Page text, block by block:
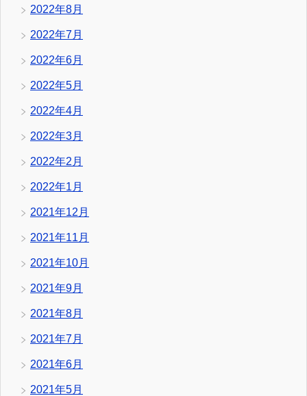
2022年8月
2022年7月
2022年6月
2022年5月
2022年4月
2022年3月
2022年2月
2022年1月
2021年12月
2021年11月
2021年10月
2021年9月
2021年8月
2021年7月
2021年6月
2021年5月